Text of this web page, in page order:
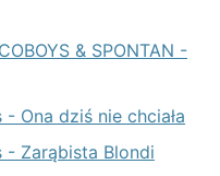
& SPONTAN -
Ona dziś nie chciała
- Zarąbista Blondi